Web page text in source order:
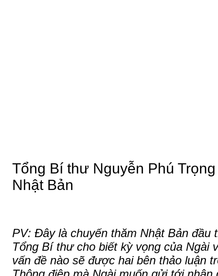
Tổng Bí thư Nguyễn Phú
Nhật Bản
PV: Đây là chuyến thăm Nhật Bản đầu
Tổng Bí thư cho biết kỳ vọng của Ngài
vấn đề nào sẽ được hai bên thảo luận